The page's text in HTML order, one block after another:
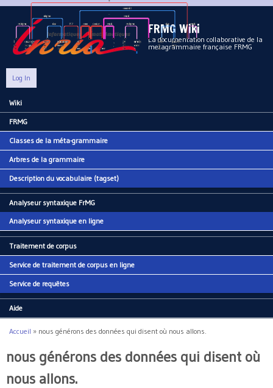
Aller au contenu principal
FRMG Wiki
La documentation collaborative de la
metagrammaire française FRMG
Log In
Main menu
Wiki
FRMG
Classes de la méta-grammaire
Arbres de la grammaire
Description du vocabulaire (tagset)
Analyseur syntaxique FrMG
Analyseur syntaxique en ligne
Traitement de corpus
Service de traitement de corpus en ligne
Service de requêtes
Aide
Vous êtes ici
Accueil » nous générons des données qui disent où nous allons.
nous générons des données qui disent où
nous allons.